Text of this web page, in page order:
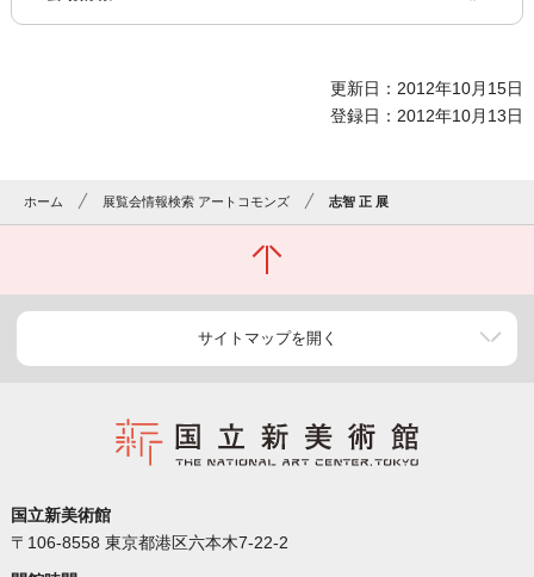
更新日：2012年10月15日
登録日：2012年10月13日
ホーム 展覧会情報検索 アートコモンズ 志智 正 展
サイトマップを開く
国立新美術館
〒106-8558 東京都港区六本木7-22-2